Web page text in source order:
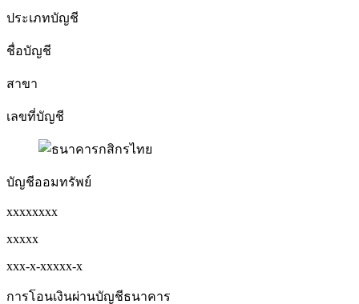
ประเภทบัญชี
ชื่อบัญชี
สาขา
เลขที่บัญชี
บัญชีออมทรัพย์
xxxxxxxx
xxxxx
xxx-x-xxxxx-x
การโอนเงินผ่านบัญชีธนาคาร